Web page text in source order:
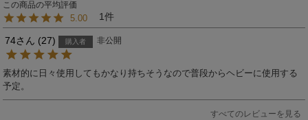
5.00 1
74 27 購入者 非公開
素材的に日々使用してもかなり持ちそうなので普段からヘビーに使用する
予定。
すべてのレビューを見る